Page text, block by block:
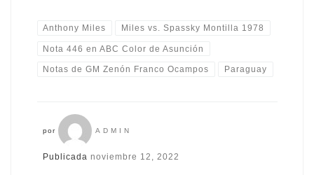
Anthony Miles Miles vs. Spassky Montilla 1978
Nota 446 en ABC Color de Asunción
Notas de GM Zenón Franco Ocampos Paraguay
por ADMIN
Publicada noviembre 12, 2022